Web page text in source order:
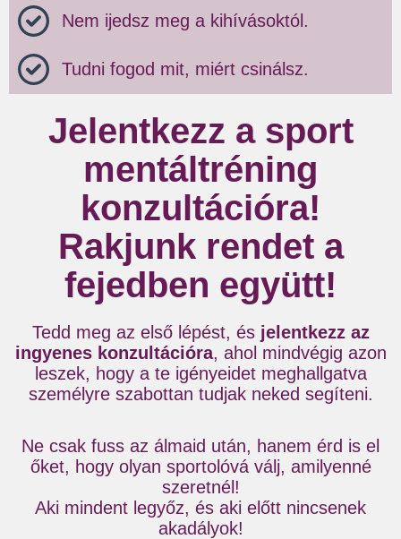
Nem ijedsz meg a kihívásoktól.
Tudni fogod mit, miért csinálsz.
Jelentkezz a sport
mentáltréning
konzultációra!
Rakjunk rendet a
fejedben együtt!
Tedd meg az első lépést, és jelentkezz az
ingyenes konzultációra, ahol mindvégig azon
leszek, hogy a te igényeidet meghallgatva
személyre szabottan tudjak neked segíteni.
Ne csak fuss az álmaid után, hanem érd is el
őket, hogy olyan sportolóvá válj, amilyenné
szeretnél!
Aki mindent legyőz, és aki előtt nincsenek
akadályok!